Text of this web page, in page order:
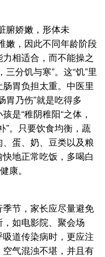
腑娇嫩，形体未
嫩，因此不同年龄阶段
相适合，而不能操之
三分饥与寒”。这“饥”里
胃负担太重。中医里
胃乃伤”就是吃得多
是“稚阴稚阳“之体，
”。只要饮食均衡，蔬
蛋、奶、豆类以及粮
地正常吃饭，多喝白
康。
节，家长应尽量避免
如电影院、聚会场
道传染病时，更应注
气混浊不堪，并且有